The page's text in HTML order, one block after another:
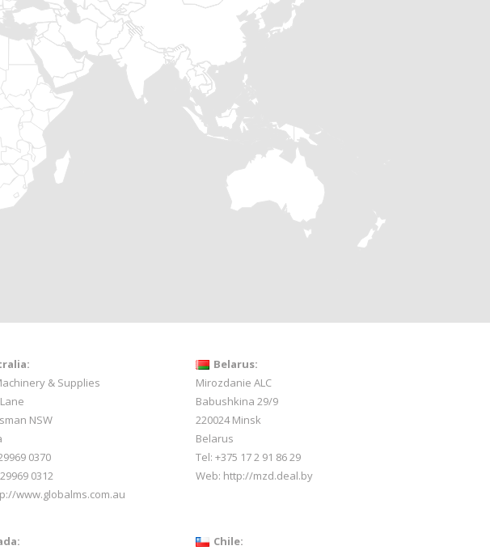
& Supplies
NSW
0370
0312
www.globalms.com.au
Belarus:
Mirozdanie ALC
Babushkina 29/9
220024 Minsk
Belarus
Tel: +375 17 2 91 86 29
Web: http://mzd.deal.by
Chile: